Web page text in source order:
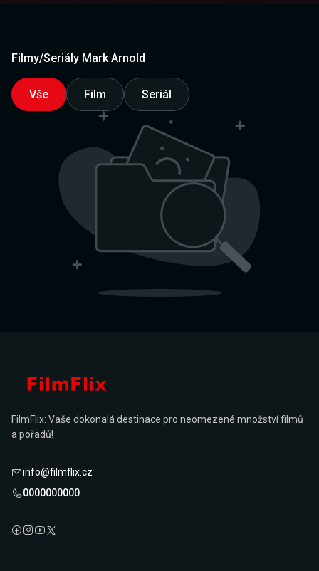
Filmy/Seriály Mark Arnold
Vše Film Seriál
FilmFlix: Vaše dokonalá destinace pro neomezené množství filmů
a pořadů!
info@filmflix.cz
0000000000